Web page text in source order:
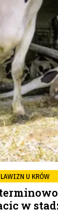
U KRÓW
w